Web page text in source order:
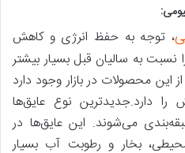
، توجه به حفظ انرژی و کاهش
نسبت به سالیان قبل بسیار بیشتر
این محصولات در بازار وجود دارد
دارد.جدیدترین نوع عایق‌ها
می‌شوند. این عایق‌ها در
بخار و رطوبت آب بسیار